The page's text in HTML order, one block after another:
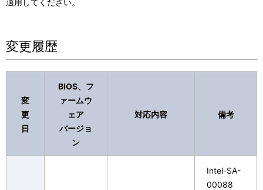
適用してください。
変更履歴
変
更
日
BIOS、フ
ァームウ
ェア
バージョ
ン
対応内容 備考
Intel-SA-
00088